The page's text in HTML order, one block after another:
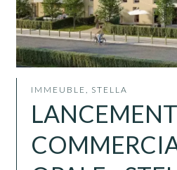
IMMEUBLE, STELLA
LANCEMENT